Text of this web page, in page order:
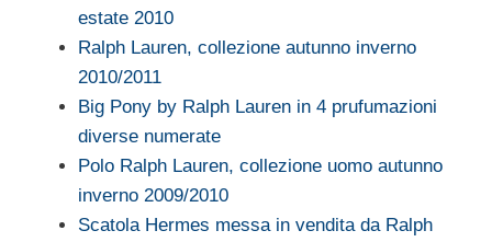
estate 2010
Ralph Lauren, collezione autunno inverno
2010/2011
Big Pony by Ralph Lauren in 4 prufumazioni
diverse numerate
Polo Ralph Lauren, collezione uomo autunno
inverno 2009/2010
Scatola Hermes messa in vendita da Ralph